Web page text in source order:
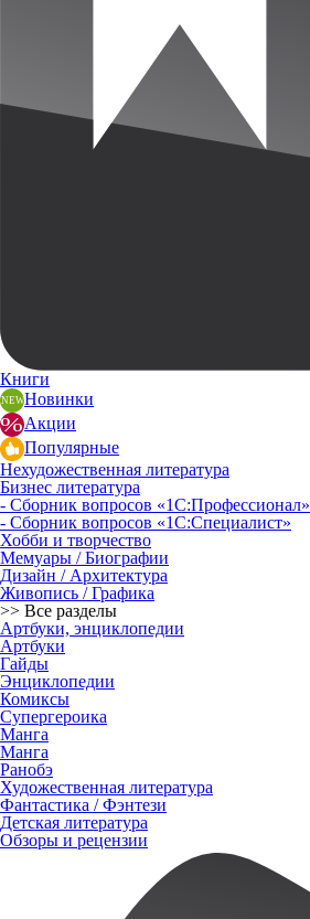
Книги
Новинки
Акции
Популярные
Нехудожественная литература
Бизнес литература
- Сборник вопросов «1С:Профессионал»
- Сборник вопросов «1С:Специалист»
Хобби и творчество
Мемуары / Биографии
Дизайн / Архитектура
Живопись / Графика
>> Все разделы
Артбуки, энциклопедии
Артбуки
Гайды
Энциклопедии
Комиксы
Супергероика
Манга
Манга
Ранобэ
Художественная литература
Фантастика / Фэнтези
Детская литература
Обзоры и рецензии